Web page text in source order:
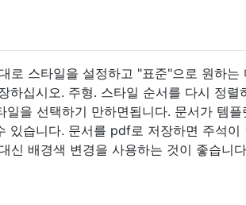
로 스타일을 설정하고 "표준"으로 원하는
십시오. 주형. 스타일 순서를 다시 정렬
을 선택하기 만하면됩니다. 문서가 템플
습니다. 문서를 pdf로 저장하면 주석이
신 배경색 변경을 사용하는 것이 좋습니